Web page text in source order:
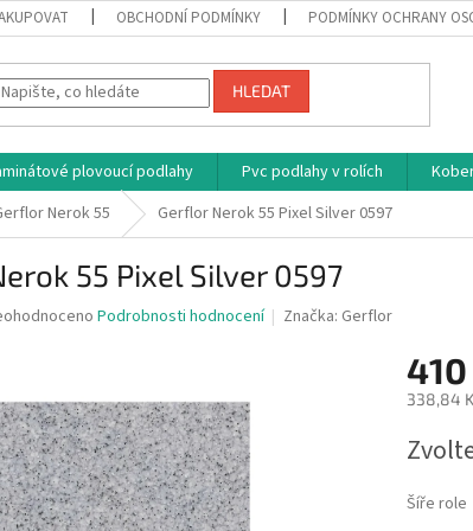
OBCHODNÍ PODMÍNKY PODMÍNKY OCHRANY
HLEDAT
plovoucí podlahy Pvc podlahy v rolích
Nerok 55 Gerflor Nerok 55 Pixel Silver 0597
55 Pixel Silver 0597
Podrobnosti hodnocení Značka: Gerflor
410
338,84
cena:
Šíře role